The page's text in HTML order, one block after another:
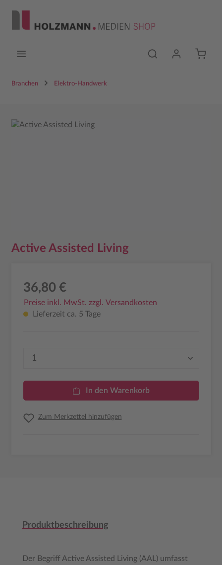
Branchen Elektro-Handwerk
Bildergalerie überspringen
Active Assisted Living
36,80 €
Preise inkl. MwSt. zzgl. Versandkosten
Lieferzeit ca. 5 Tage
Produkt Anzahl: Gib den gewünschten
In den Warenkorb
Zum Merkzettel hinzufügen
Produktbeschreibung
Der Begriff Active Assisted Living (AAL) umfasst